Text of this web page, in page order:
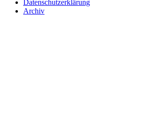
Datenschutzerklärung
Archiv